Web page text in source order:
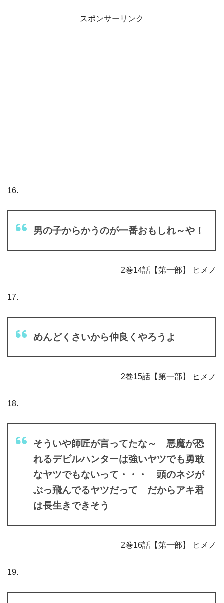
スポンサーリンク
16.
男の子からかうのが一番おもしれ～や！
2巻14話【第一部】 ヒメノ
17.
めんどくさいから仲良くやろうよ
2巻15話【第一部】 ヒメノ
18.
そういや師匠が言ってたな～ 悪魔が恐
れるデビルハンターは強いヤツでも勇敢
なヤツでもないって・・・ 頭のネジが
ぶっ飛んでるヤツだって だからアキ君
は長生きできそう
2巻16話【第一部】 ヒメノ
19.